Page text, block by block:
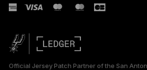
TÜRKÇE
DEUTSCH
ESPAÑOL
Official Jersey Patch Partner of the San